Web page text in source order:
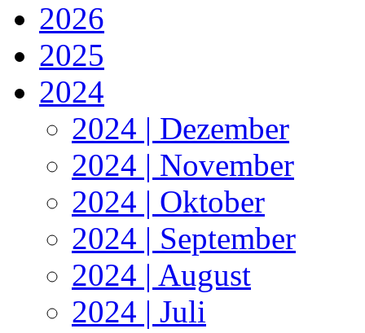
2026
2025
2024
2024 | Dezember
2024 | November
2024 | Oktober
2024 | September
2024 | August
2024 | Juli